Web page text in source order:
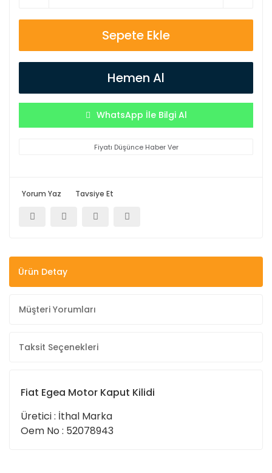
Sepete Ekle
Hemen Al
WhatsApp İle Bilgi Al
Fiyatı Düşünce Haber Ver
Yorum Yaz Tavsiye Et
Ürün Detay
Müşteri Yorumları
Taksit Seçenekleri
Fiat Egea Motor Kaput Kilidi
Üretici : İthal Marka
Oem No : 52078943